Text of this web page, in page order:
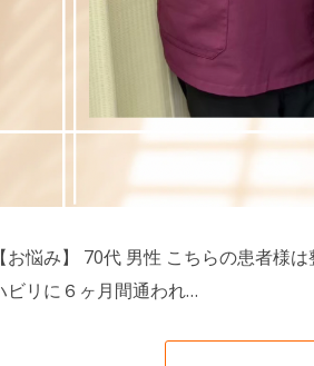
【お悩み】 70代 男性 こちらの患者様
ビリに６ヶ月間通われ…